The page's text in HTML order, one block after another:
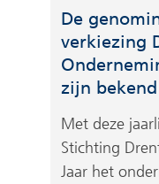
De
verkiezing
zijn
Met deze
Stichting
Jaar het